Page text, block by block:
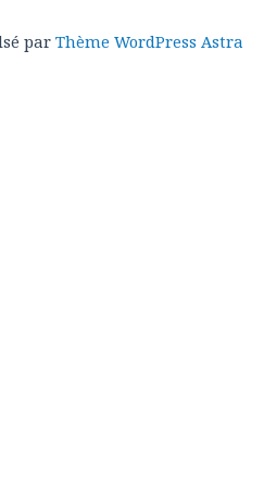
par Thème WordPress Astra